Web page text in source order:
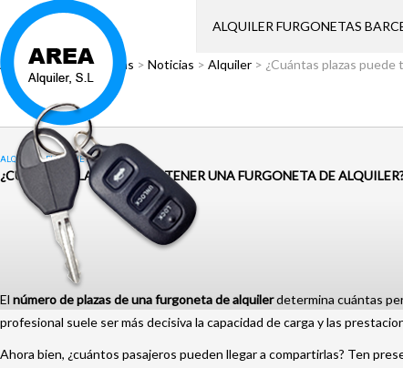
ALQUILER FURGONETAS
Área Alquiler>Noticias > Noticias > Alquiler > ¿Cuántas plazas
ALQUILER,FURGONETAS NOTICIAS
¿CUÁNTAS PLAZAS PUEDE TENER UNA FURGONETA DE
El número de plazas de una furgonetade alquilerdetermina cuántas
profesional suele ser más decisiva la capacidad de carga y las
Ahora bien, ¿cuántos pasajeros pueden llegar a compartirlas? Ten